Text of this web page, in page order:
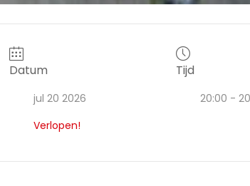
Datum
jul 20 2026
Verlopen!
Tijd
20:00 -